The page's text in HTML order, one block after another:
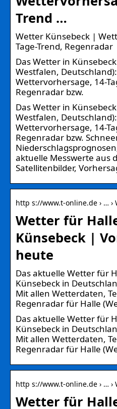
Trend …
Wetter Künsebeck |
Tage-Trend, Regenradar
Das Wetter in
Westfalen,
Wettervorhersage, 14-
Regenradar bzw.
Das Wetter in
Westfalen,
Wettervorhersage, 14-
Regenradar bzw.
aktuelle Messwerte aus
Satellitenbilder,
http s://www.t-online.de › … ›
Wetter für
Künsebeck |
heute
Das aktuelle Wetter für
Künsebeck in
Mit allen Wetterdaten,
Regenradar für Halle
Das aktuelle Wetter für
Künsebeck in
Mit allen Wetterdaten,
Regenradar für Halle
http s://www.t-online.de › … ›
Wetter für